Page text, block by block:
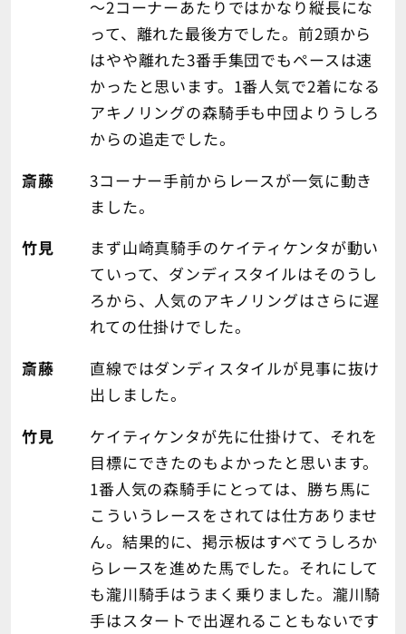
～2コーナーあたりではかなり縦長にな
って、離れた最後方でした。前2頭から
はやや離れた3番手集団でもペースは速
かったと思います。1番人気で2着になる
アキノリングの森騎手も中団よりうしろ
からの追走でした。
斎藤
3コーナー手前からレースが一気に動き
ました。
竹見
まず山崎真騎手のケイティケンタが動い
ていって、ダンディスタイルはそのうし
ろから、人気のアキノリングはさらに遅
れての仕掛けでした。
斎藤
直線ではダンディスタイルが見事に抜け
出しました。
竹見
ケイティケンタが先に仕掛けて、それを
目標にできたのもよかったと思います。
1番人気の森騎手にとっては、勝ち馬に
こういうレースをされては仕方ありませ
ん。結果的に、掲示板はすべてうしろか
らレースを進めた馬でした。それにして
も瀧川騎手はうまく乗りました。瀧川騎
手はスタートで出遅れることもないです